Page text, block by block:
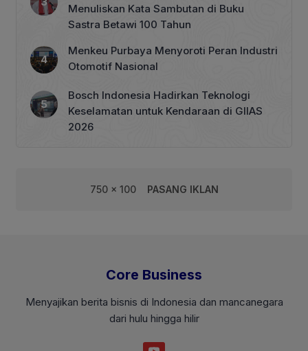
Menuliskan Kata Sambutan di Buku
Sastra Betawi 100 Tahun
Menkeu Purbaya Menyoroti Peran Industri
Otomotif Nasional
Bosch Indonesia Hadirkan Teknologi
Keselamatan untuk Kendaraan di GIIAS
2026
750 x 100 PASANG IKLAN
Core Business
Menyajikan berita bisnis di Indonesia dan mancanegara
dari hulu hingga hilir